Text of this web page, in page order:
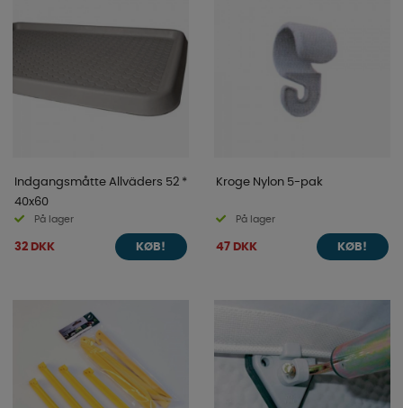
Indgangsmåtte Allväders 52 *
40x60
På lager
32 DKK KØB!
Kroge Nylon 5-pak
På lager
47 DKK KØB!